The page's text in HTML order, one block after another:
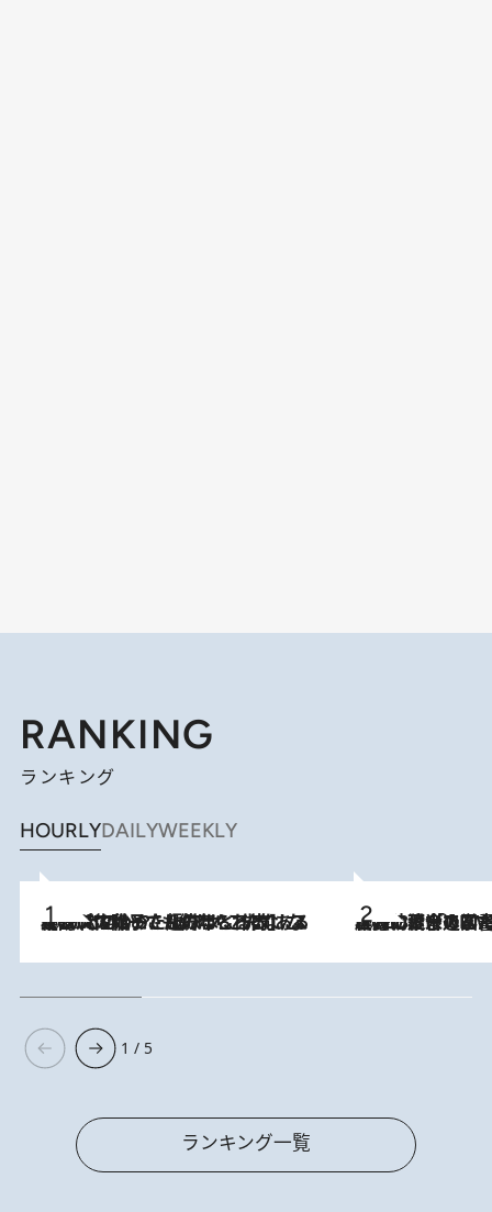
RANKING
ランキング
HOURLYDAILYWEEKLY
2026.8.5
【阿川佐和子さんの年とる力】なぜ70代で始めた趣味は“こんなに楽しい”のか？ ピアノ、俳句…スランプに陥っても続けられる“ある秘訣”とは 2026.8.3
慶應幼稚舎の図書室からテレビの世界に飛び込んだ阿川佐和子（72）
1 / 5
ランキング一覧